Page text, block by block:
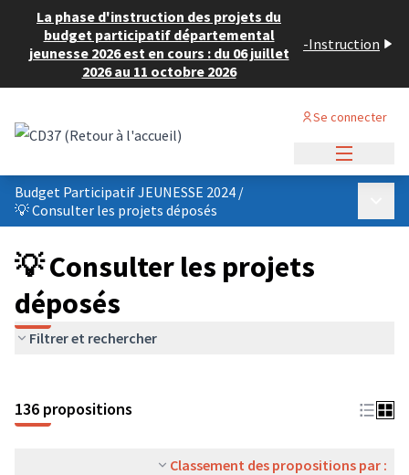
La phase d'instruction des projets du
budget participatif départemental
jeunesse 2026 est en cours : du 06 juillet
2026 au 11 octobre 2026
-Instruction
Se connecter
Budget Participatif JEUNESSE 2024 /
💡 Consulter les projets déposés
💡 Consulter les projets
déposés
Filtrer et rechercher
136 propositions
Classement des propositions par :